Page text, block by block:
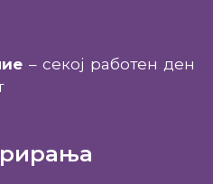
– секој работен ден